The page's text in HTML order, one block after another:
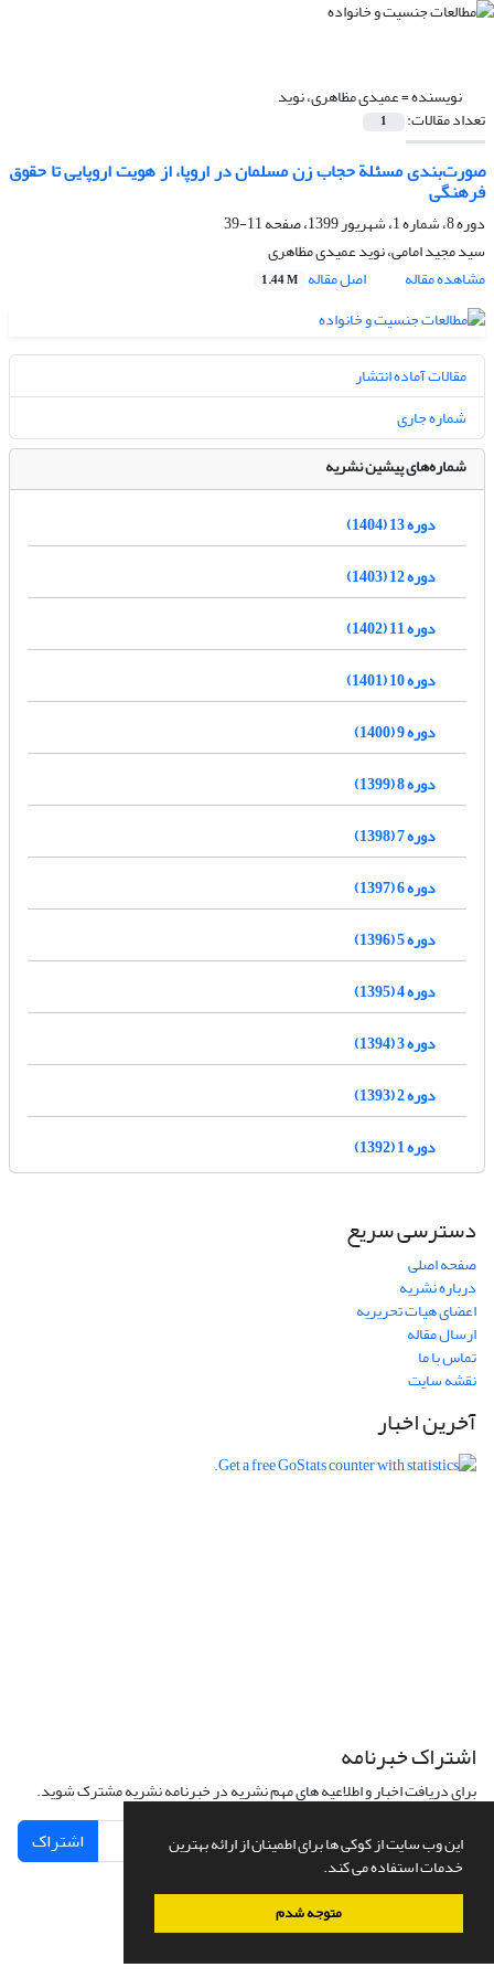
این وب سایت از کوکی ها برای اطمینان از ارائه بهترین
خدمات استفاده می کند.
متوجه شدم
نویسنده =عمیدی مظاهری، نوید
تعداد مقالات: 1
صورت‌بندی مسئلة حجاب زن مسلمان در اروپا، از هویت اروپایی تا حقوق
فرهنگی
دوره 8، شماره 1، شهریور 1399، صفحه
11-39
سید مجید امامی، نوید عمیدی مظاهری
مشاهده مقاله
اصل مقاله 1.44 M
مقالات آماده انتشار
شماره جاری
شماره‌های پیشین نشریه
دوره 13 (1404)
دوره 12 (1403)
دوره 11 (1402)
دوره 10 (1401)
دوره 9 (1400)
دوره 8 (1399)
دوره 7 (1398)
دوره 6 (1397)
دوره 5 (1396)
دوره 4 (1395)
دوره 3 (1394)
دوره 2 (1393)
دوره 1 (1392)
دسترسی سریع
صفحه اصلی
درباره نشریه
اعضای هیات تحریریه
ارسال مقاله
تماس با ما
نقشه سایت
آخرین اخبار
اشتراک خبرنامه
برای دریافت اخبار و اطلاعیه های مهم نشریه در خبرنامه نشریه مشترک شوید.
اشتراک
سامانه مدیریت نشریات علمی.طراحی و پیاده سازی ازسیناوب